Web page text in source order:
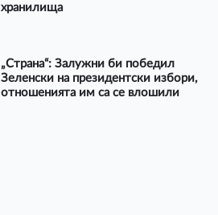
хранилища
„Страна“: Залужни би победил
Зеленски на президентски избори,
отношенията им са се влошили